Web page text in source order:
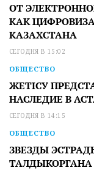
ОТ
КАК
КАЗАХСТАНА
СЕГОДНЯ В 15:02
ОБЩЕСТВО
ЖЕТІСУ
НАСЛЕДИЕ В
СЕГОДНЯ В 14:15
ОБЩЕСТВО
ЗВЕЗДЫ
ТАЛДЫКОРГАНА